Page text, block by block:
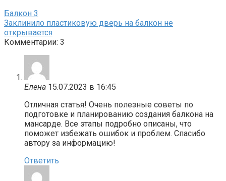
Балкон 3
Заклинило пластиковую дверь на балкон не
открывается
Комментарии: 3
Елена 15.07.2023 в 16:45
Отличная статья! Очень полезные советы по
подготовке и планированию создания балкона на
мансарде. Все этапы подробно описаны, что
поможет избежать ошибок и проблем. Спасибо
автору за информацию!
Ответить